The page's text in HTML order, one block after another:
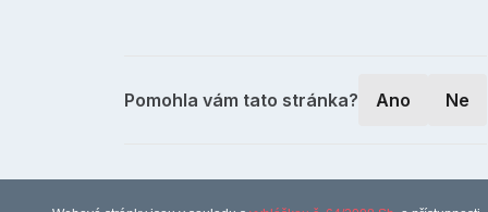
Pomohla vám tato stránka? Ano Ne